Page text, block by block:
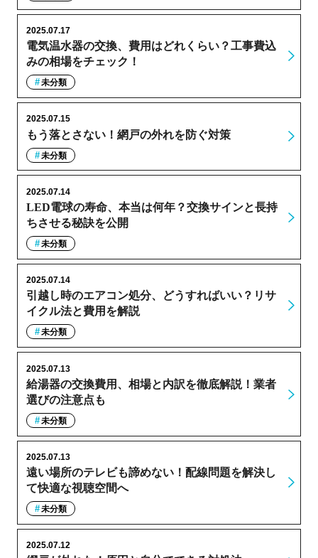
電気温水器の交換、費用はどれくらい？工事費込
みの相場をチェック！
2025.07.17
未分類
もう落とさない！網戸の外れを防ぐ対策
2025.07.15
未分類
LED電球の寿命、本当は何年？交換サインと長持
ちさせる秘訣を公開
2025.07.14
未分類
引越し時のエアコン処分、どうすればいい？リサ
イクル法と費用を解説
2025.07.14
未分類
給湯器の交換費用、相場と内訳を徹底解説！業者
選びの注意点も
2025.07.13
未分類
遠い場所のテレビも諦めない！配線問題を解決し
て快適な視聴空間へ
2025.07.13
未分類
2025.07.12